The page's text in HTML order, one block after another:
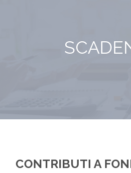
CONTRIBUTI A